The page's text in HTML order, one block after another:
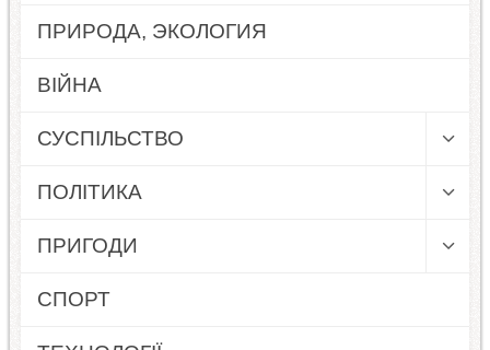
ПРИРОДА, ЭКОЛОГИЯ
ВІЙНА
СУСПІЛЬСТВО
ПОЛІТИКА
ПРИГОДИ
СПОРТ